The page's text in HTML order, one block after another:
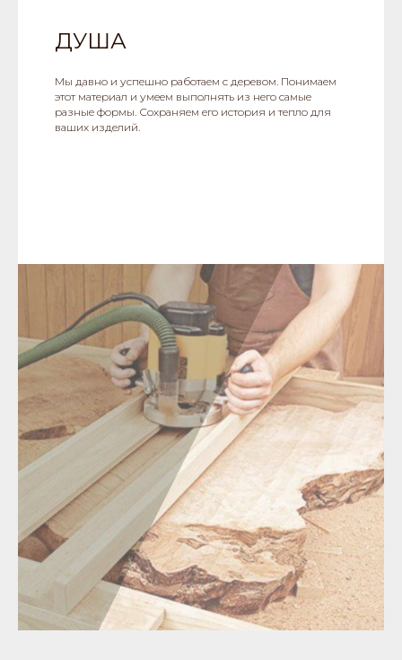
ДУША
Мы давно и успешно работаем с деревом. Понимаем
этот материал и умеем выполнять из него самые
разные формы. Сохраняем его история и тепло для
ваших изделий.